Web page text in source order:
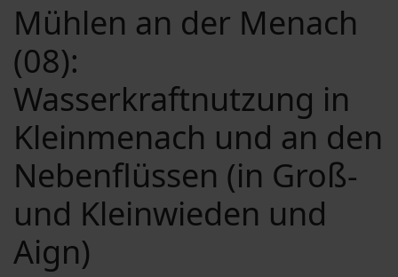
Mühlen an der Menach
(08):
Wasserkraftnutzung in
Kleinmenach und an den
Nebenflüssen (in Groß-
und Kleinwieden und
Aign)